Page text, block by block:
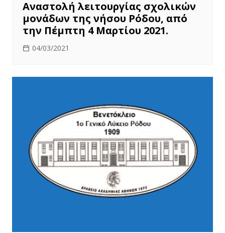
Αναστολή λειτουργίας σχολικών
μονάδων της νήσου Ρόδου, από
την Πέμπτη 4 Μαρτίου 2021.
04/03/2021